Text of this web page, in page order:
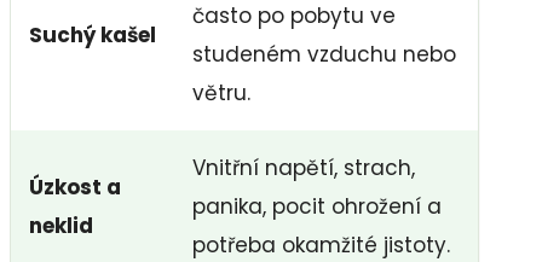
Suchý kašel
často po pobytu ve
studeném vzduchu nebo
větru.
Úzkost a
neklid
Vnitřní napětí, strach,
panika, pocit ohrožení a
potřeba okamžité jistoty.